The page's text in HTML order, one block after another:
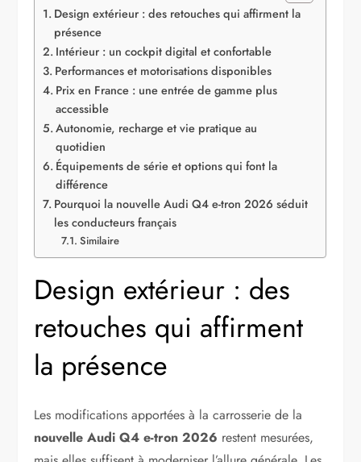
Design extérieur : des retouches qui affirment la
présence
Intérieur : un cockpit digital et confortable
Performances et motorisations disponibles
Prix en France : une entrée de gamme plus
accessible
Autonomie, recharge et vie pratique au
quotidien
Équipements de série et options qui font la
différence
Pourquoi la nouvelle Audi Q4 e-tron 2026 séduit
les conducteurs français
Similaire
Design extérieur : des
retouches qui affirment
la présence
Les modifications apportées à la carrosserie de la
nouvelle Audi Q4 e-tron 2026 restent mesurées,